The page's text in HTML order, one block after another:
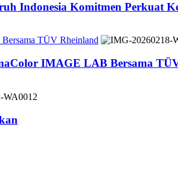
Indonesia Komitmen Perkuat
TÜV Rheinland
IMAGE LAB Bersama